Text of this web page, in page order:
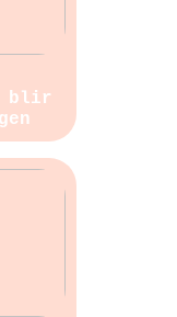
blir